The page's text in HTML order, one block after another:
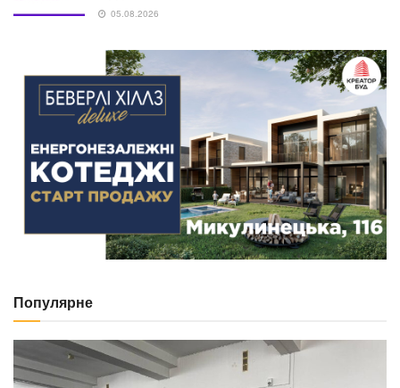
05.08.2026
Популярне